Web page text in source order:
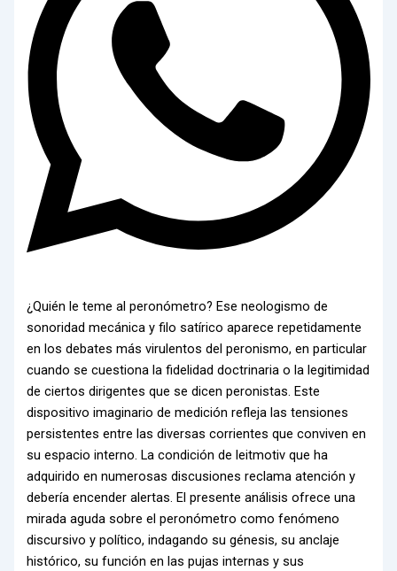
¿Quién le teme al peronómetro? Ese neologismo de
sonoridad mecánica y filo satírico aparece repetidamente
en los debates más virulentos del peronismo, en particular
cuando se cuestiona la fidelidad doctrinaria o la legitimidad
de ciertos dirigentes que se dicen peronistas. Este
dispositivo imaginario de medición refleja las tensiones
persistentes entre las diversas corrientes que conviven en
su espacio interno. La condición de leitmotiv que ha
adquirido en numerosas discusiones reclama atención y
debería encender alertas. El presente análisis ofrece una
mirada aguda sobre el peronómetro como fenómeno
discursivo y político, indagando su génesis, su anclaje
histórico, su función en las pujas internas y sus